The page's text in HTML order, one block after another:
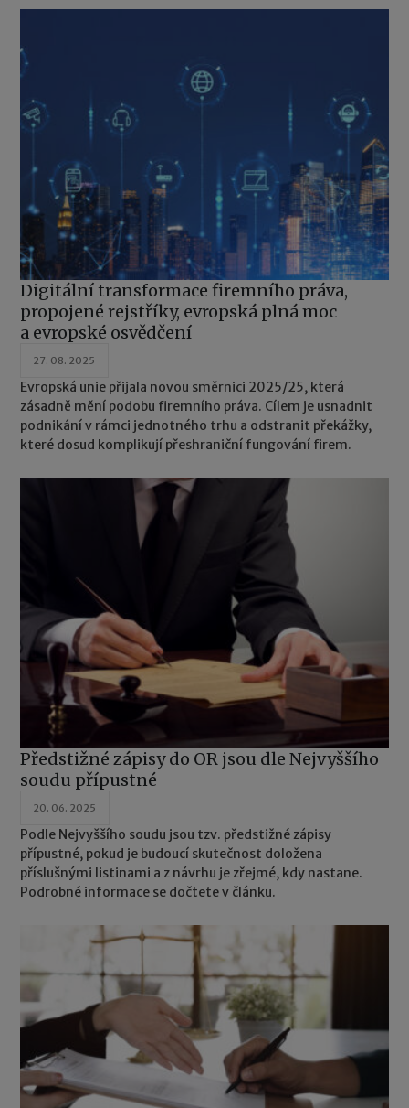
Digitální transformace firemního práva,
propojené rejstříky, evropská plná moc
a evropské osvědčení
27. 08. 2025
Evropská unie přijala novou směrnici 2025/25, která
zásadně mění podobu firemního práva. Cílem je usnadnit
podnikání v rámci jednotného trhu a odstranit překážky,
které dosud komplikují přeshraniční fungování firem.
Předstižné zápisy do OR jsou dle Nejvyššího
soudu přípustné
20. 06. 2025
Podle Nejvyššího soudu jsou tzv. předstižné zápisy
přípustné, pokud je budoucí skutečnost doložena
příslušnými listinami a z návrhu je zřejmé, kdy nastane.
Podrobné informace se dočtete v článku.